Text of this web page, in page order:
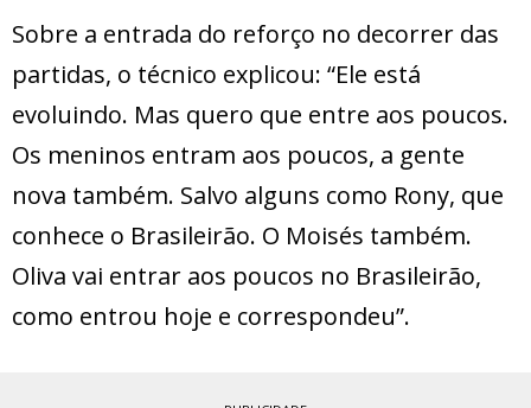
Sobre a entrada do reforço no decorrer das
partidas, o técnico explicou: “Ele está
evoluindo. Mas quero que entre aos poucos.
Os meninos entram aos poucos, a gente
nova também. Salvo alguns como Rony, que
conhece o Brasileirão. O Moisés também.
Oliva vai entrar aos poucos no Brasileirão,
como entrou hoje e correspondeu”.